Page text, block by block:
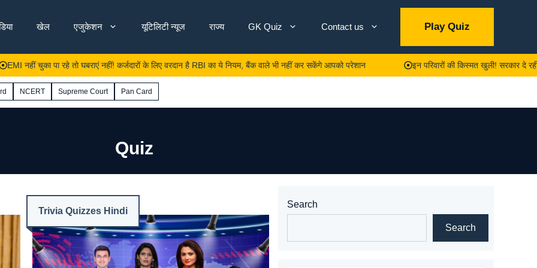
खेल एजुकेशन यूटिलिटी न्यूज राज्य GK Quiz Contact us Play Quiz
चुका पा रहे तो घबराएं नहीं! कर्जदारों के लिए वरदान है RBI का ये नियम, बैंक वाले भी नहीं कर सकेंगे आपको परेशान इन परिवारों की किस्मत खुली! सरकार दे रही है
NCERT Supreme Court Pan Card
Quiz
Trivia Quizzes Hindi
Search
Search